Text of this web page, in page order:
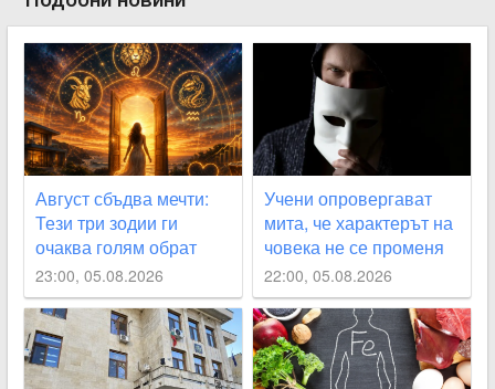
Август сбъдва мечти:
Тези три зодии ги
очаква голям обрат
23:00, 05.08.2026
Учени опровергават
мита, че характерът на
човека не се променя
22:00, 05.08.2026